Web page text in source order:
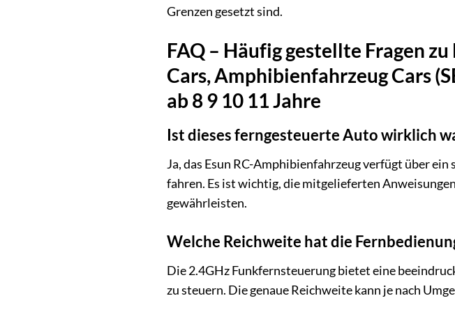
Grenzen gesetzt sind.
FAQ – Häufig gestellte Fragen
Cars, Amphibienfahrzeug Cars
ab 8 9 10 11 Jahre
Ist dieses ferngesteuerte Auto wirklich
Ja, das Esun RC-Amphibienfahrzeug verfügt über
fahren. Es ist wichtig, die mitgelieferten
gewährleisten.
Welche Reichweite hat die
Die 2.4GHz Funkfernsteuerung bietet eine
zu steuern. Die genaue Reichweite kann je nach